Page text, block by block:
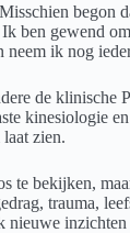
begon
ben gewend
ik nog
de
kinesiologie
zien.
te bekijken,
trauma,
nieuwe